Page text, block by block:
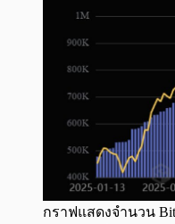
กราฟแสดงจำนวน